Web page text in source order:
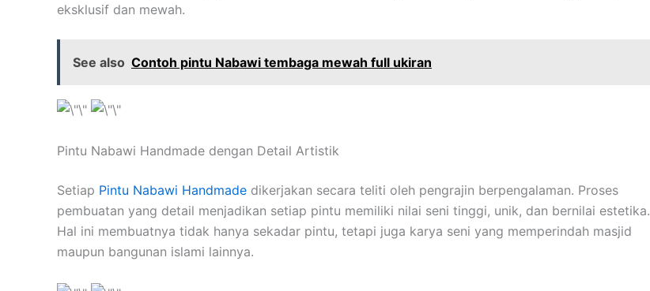
eksklusif dan mewah.
See also Contoh pintu Nabawi tembaga mewah full ukiran
Pintu Nabawi Handmade dengan Detail Artistik
Setiap Pintu Nabawi Handmade dikerjakan secara teliti oleh pengrajin berpengalaman. Proses
pembuatan yang detail menjadikan setiap pintu memiliki nilai seni tinggi, unik, dan bernilai estetika.
Hal ini membuatnya tidak hanya sekadar pintu, tetapi juga karya seni yang memperindah masjid
maupun bangunan islami lainnya.